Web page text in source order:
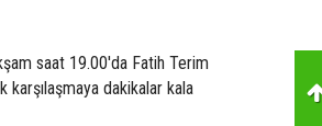
saat 19.00'da Fatih Terim
dakikalar kala